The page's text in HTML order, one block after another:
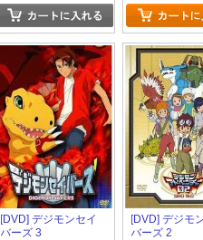
[DVD] デジモンセイ
バーズ 3
[DVD] デジモ
バーズ 2